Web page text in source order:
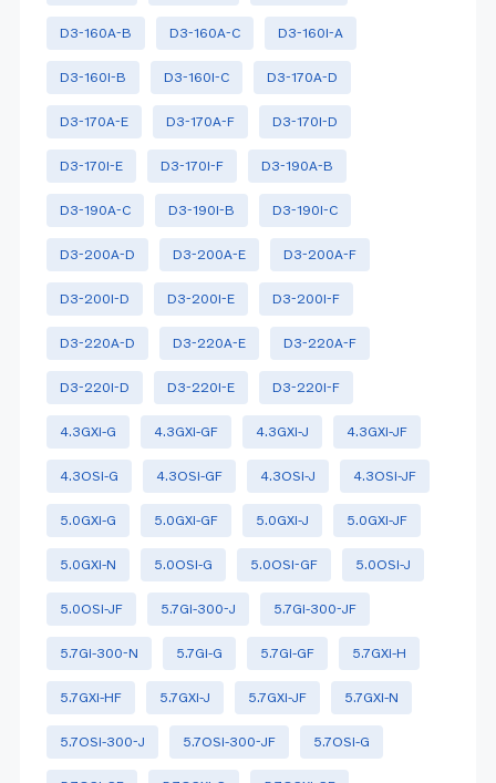
D3-160A-B D3-160A-C D3-160I-A
D3-160I-B D3-160I-C D3-170A-D
D3-170A-E D3-170A-F D3-170I-D
D3-170I-E D3-170I-F D3-190A-B
D3-190A-C D3-190I-B D3-190I-C
D3-200A-D D3-200A-E D3-200A-F
D3-200I-D D3-200I-E D3-200I-F
D3-220A-D D3-220A-E D3-220A-F
D3-220I-D D3-220I-E D3-220I-F
4.3GXi-G 4.3GXi-GF 4.3GXi-J 4.3GXi-JF
4.3OSi-G 4.3OSi-GF 4.3OSi-J 4.3OSi-JF
5.0GXi-G 5.0GXi-GF 5.0GXi-J 5.0GXi-JF
5.0GXi-N 5.0OSi-G 5.0OSI-GF 5.0OSi-J
5.0OSi-JF 5.7Gi-300-J 5.7Gi-300-JF
5.7Gi-300-N 5.7Gi-G 5.7Gi-GF 5.7GXi-H
5.7GXi-HF 5.7GXi-J 5.7GXi-JF 5.7GXi-N
5.7OSi-300-J 5.7OSi-300-JF 5.7OSi-G